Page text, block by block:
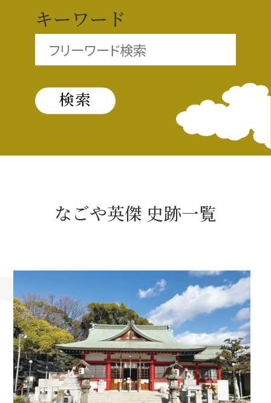
信長関連 史跡 一覧
信長グルメ・土産一覧
信長攻路
名古屋＜家康＞観光モデルコース
前田利家と名古屋の関係
利家関連 史跡 一覧
犬千代ルート
キーワード
なごや英傑 史跡一覧